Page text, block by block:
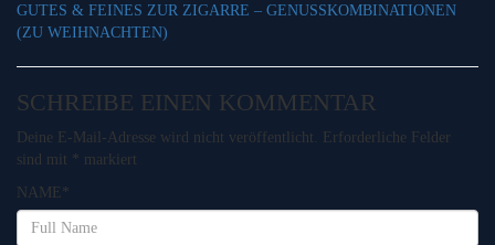
GUTES & FEINES ZUR ZIGARRE – GENUSSKOMBINATIONEN
(ZU WEIHNACHTEN)
SCHREIBE EINEN KOMMENTAR
Deine E-Mail-Adresse wird nicht veröffentlicht.
Erforderliche Felder
sind mit * markiert
NAME *